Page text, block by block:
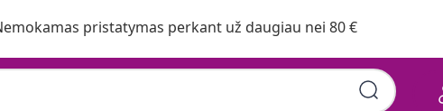
pristatymas perkant už daugiau nei 80 €